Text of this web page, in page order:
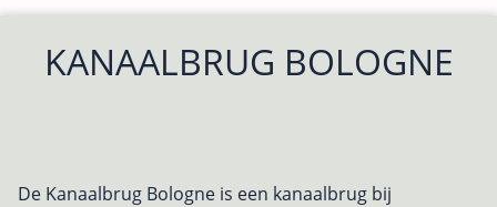
KANAALBRUG BOLOGNE
De Kanaalbrug Bologne is een kanaalbrug bij